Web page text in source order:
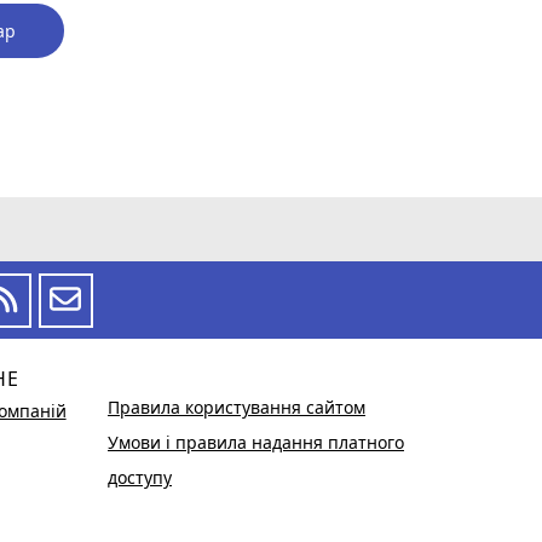
Правила користування сайтом
Умови і правила надання платного
доступу